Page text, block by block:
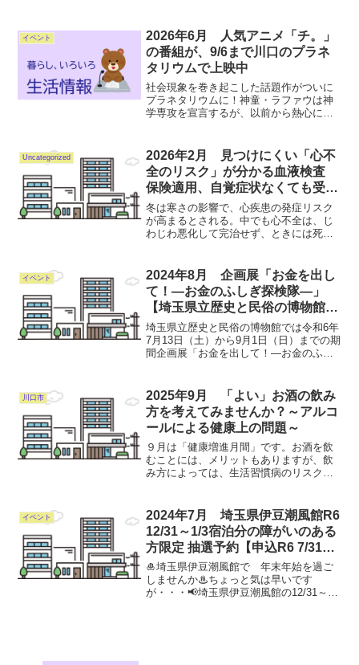
開中❗コチラから
イベント
2026年6月 人気アニメ「チ。」
の番組が、9/6まで川口のプラネ
タリウムで上映中
社会現象を巻き起こした話題作がついに
プラネタリウムに！神童・ラファウは神
学専攻を宣言するが、以前から熱心に打
めいた学者と出会う。異端思想に基づく
禁忌に触れ、投獄されてい...
Uncategorized
2026年2月 見つけにくい「心不
全のリスク」が分かる血液検査
保険適用、自覚症状なくても受け
て
冬は寒さの影響で、心疾患の発症リスク
が高まるとされる。中でも心不全は、じ
わじわ悪化して完治せず、ときには死に
査をすれば、早めに把握することができ
る。心疾患は日本人の死因...
イベント
2024年8月 企画展「お金を出し
て！―お金のふしぎ探検隊―」
【埼玉県立歴史と民俗の博物館
R6 9/1迄開催】
埼玉県立歴史と民俗の博物館では令和6年
7月13日（土）から9月1日（日）までの期
間企画展「お金を出して！―お金のふし
三偉人の一人、渋沢栄一が新一万円札の
顔になります。...
川口市
2025年9月 「よい」お酒の飲み
方を考えてみませんか？～アルコ
ールによる健康上の問題～
９月は「健康増進月間」です。お酒を飲
むことには、メリットもありますが、飲
み方によっては、生活習慣病のリスクを
を考えてみませんか？詳しくはコチラ
イベント
2024年7月 埼玉県伊豆潮風館R6
12/31～1/3宿泊分の障がいのある
方限定 抽選予約【申込R6 7/31ま
で】
🎍埼玉県伊豆潮風館で 年末年始を過ご
しませんか♨ちょっと気は早いです
が・・・📢埼玉県伊豆潮風館の12/31～